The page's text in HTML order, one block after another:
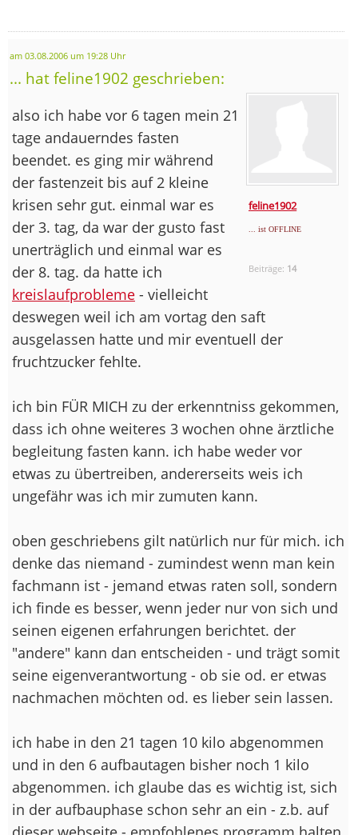
am 03.08.2006 um 19:28 Uhr
... hat feline1902 geschrieben:
feline1902
... ist OFFLINE
Beiträge: 14
also ich habe vor 6 tagen mein 21
tage andauerndes fasten
beendet. es ging mir während
der fastenzeit bis auf 2 kleine
krisen sehr gut. einmal war es
der 3. tag, da war der gusto fast
unerträglich und einmal war es
der 8. tag. da hatte ich
kreislaufprobleme - vielleicht
deswegen weil ich am vortag den saft
ausgelassen hatte und mir eventuell der
fruchtzucker fehlte.
ich bin FÜR MICH zu der erkenntniss gekommen,
dass ich ohne weiteres 3 wochen ohne ärztliche
begleitung fasten kann. ich habe weder vor
etwas zu übertreiben, andererseits weis ich
ungefähr was ich mir zumuten kann.
oben geschriebens gilt natürlich nur für mich. ich
denke das niemand - zumindest wenn man kein
fachmann ist - jemand etwas raten soll, sondern
ich finde es besser, wenn jeder nur von sich und
seinen eigenen erfahrungen berichtet. der
"andere" kann dan entscheiden - und trägt somit
seine eigenverantwortung - ob sie od. er etwas
nachmachen möchten od. es lieber sein lassen.
ich habe in den 21 tagen 10 kilo abgenommen
und in den 6 aufbautagen bisher noch 1 kilo
abgenommen. ich glaube das es wichtig ist, sich
in der aufbauphase schon sehr an ein - z.b. auf